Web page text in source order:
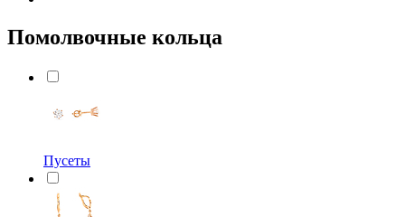
Помолвочные кольца
Пусеты